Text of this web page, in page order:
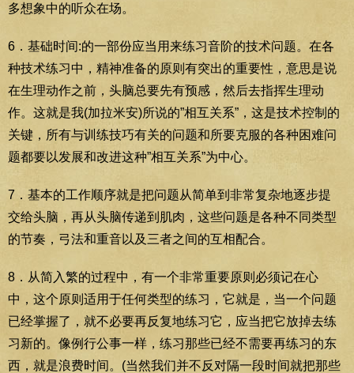
多想象中的听众在场。
6．基础时间:的一部份应当用来练习音阶的技术问题。在各
种技术练习中，精神准备的原则有突出的重要性，意思是说
在生理动作之前，头脑总要先有预感，然后去指挥生理动
作。这就是我(加拉米安)所说的”相互关系”，这是技术控制的
关键，所有与训练技巧有关的问题和所要克服的各种困难问
题都要以发展和改进这种”相互关系”为中心。
7．基本的工作顺序就是把问题从简单到非常复杂地逐步提
交给头脑，再从头脑传递到肌肉，这些问题是各种不同类型
的节奏，弓法和重音以及三者之间的互相配合。
8．从简入繁的过程中，有一个非常重要原则必须记在心
中，这个原则适用于任何类型的练习，它就是，当一个问题
已经掌握了，就不必要再反复地练习它，应当把它放掉去练
习新的。像例行公事一样，练习那些已经不需要再练习的东
西，就是浪费时间。(当然我们并不反对隔一段时间就把那些